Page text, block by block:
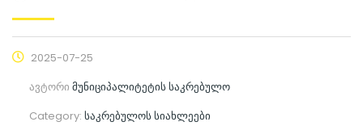
2025-07-25
ავტორი მუნიციპალიტეტის საკრებულო
Category: საკრებულოს სიახლეები